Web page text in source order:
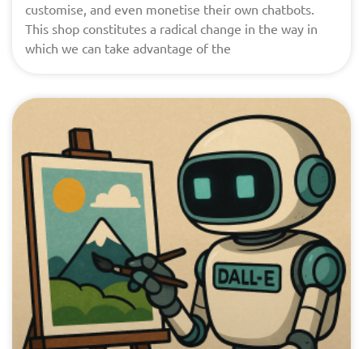
customise, and even monetise their own chatbots.
This shop constitutes a radical change in the way in
which we can take advantage of the